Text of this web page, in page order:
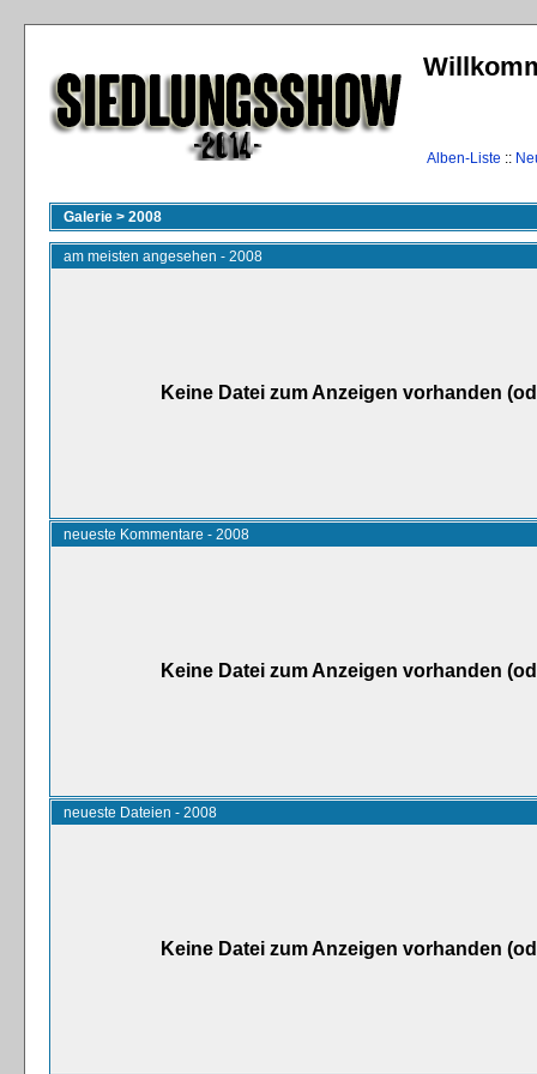
Alben-Liste ::
Galerie > 2008
am meisten angesehen - 2008
Keine Datei zum Anzeigen vorhanden
neueste Kommentare - 2008
Keine Datei zum Anzeigen vorhanden
neueste Dateien - 2008
Keine Datei zum Anzeigen vorhanden